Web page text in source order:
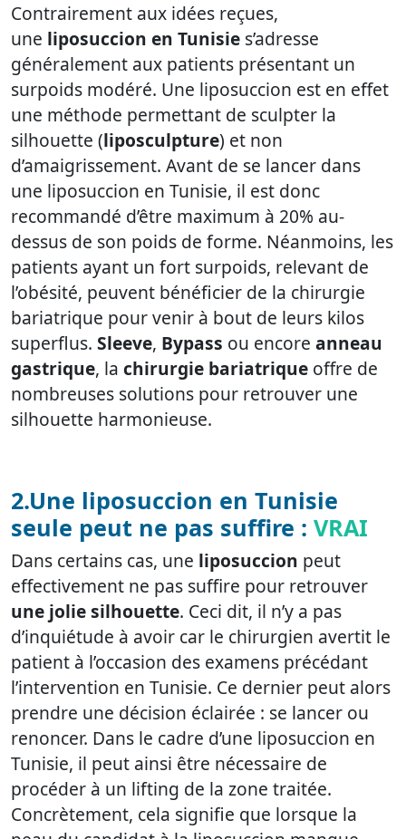
Contrairement aux idées reçues,
une liposuccion en Tunisie s’adresse
généralement aux patients présentant un
surpoids modéré. Une liposuccion est en effet
une méthode permettant de sculpter la
silhouette (liposculpture) et non
d’amaigrissement. Avant de se lancer dans
une liposuccion en Tunisie, il est donc
recommandé d’être maximum à 20% au-
dessus de son poids de forme. Néanmoins, les
patients ayant un fort surpoids, relevant de
l’obésité, peuvent bénéficier de la chirurgie
bariatrique pour venir à bout de leurs kilos
superflus. Sleeve, Bypass ou encore anneau
gastrique, la chirurgie bariatrique offre de
nombreuses solutions pour retrouver une
silhouette harmonieuse.
2.Une liposuccion en Tunisie
seule peut ne pas suffire : VRAI
Dans certains cas, une liposuccion peut
effectivement ne pas suffire pour retrouver
une jolie silhouette. Ceci dit, il n’y a pas
d’inquiétude à avoir car le chirurgien avertit le
patient à l’occasion des examens précédant
l’intervention en Tunisie. Ce dernier peut alors
prendre une décision éclairée : se lancer ou
renoncer. Dans le cadre d’une liposuccion en
Tunisie, il peut ainsi être nécessaire de
procéder à un lifting de la zone traitée.
Concrètement, cela signifie que lorsque la